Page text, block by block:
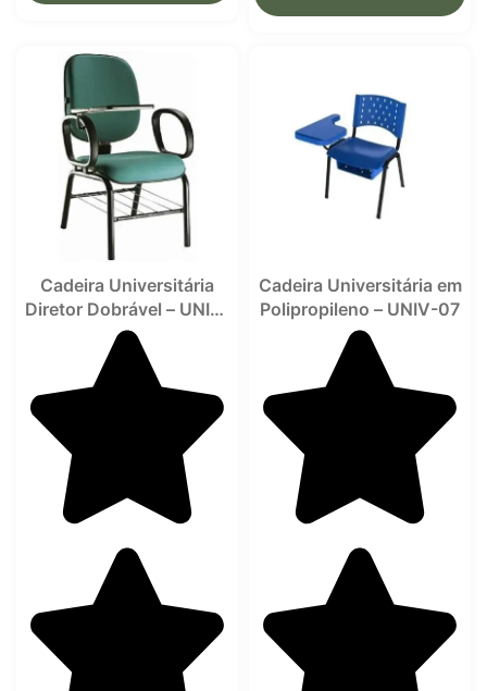
Cadeira Universitária
Diretor Dobrável – UNIV-
05
Cadeira Universitária em
Polipropileno – UNIV-07